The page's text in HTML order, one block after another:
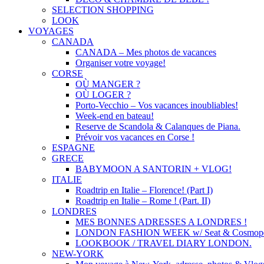
SELECTION SHOPPING
LOOK
VOYAGES
CANADA
CANADA – Mes photos de vacances
Organiser votre voyage!
CORSE
OÙ MANGER ?
OÙ LOGER ?
Porto-Vecchio – Vos vacances inoubliables!
Week-end en bateau!
Reserve de Scandola & Calanques de Piana.
Prévoir vos vacances en Corse !
ESPAGNE
GRECE
BABYMOON A SANTORIN + VLOG!
ITALIE
Roadtrip en Italie – Florence! (Part I)
Roadtrip en Italie – Rome ! (Part. II)
LONDRES
MES BONNES ADRESSES A LONDRES !
LONDON FASHION WEEK w/ Seat &
LOOKBOOK / TRAVEL DIARY LONDON.
NEW-YORK